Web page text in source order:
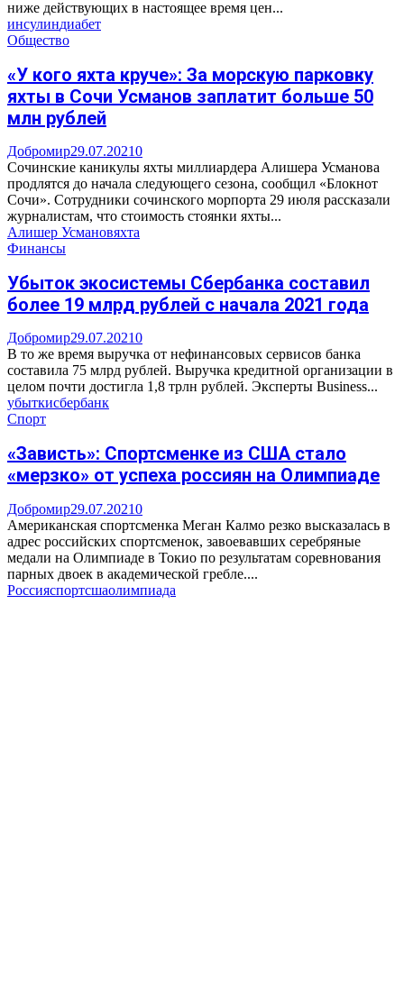
ниже действующих в настоящее время цен...
инсулиндиабет
Общество
«У кого яхта круче»: За морскую парковку
яхты в Сочи Усманов заплатит больше 50
млн рублей
Добромир29.07.20210
Сочинские каникулы яхты миллиардера Алишера Усманова
продлятся до начала следующего сезона, сообщил «Блокнот
Сочи». Сотрудники сочинского морпорта 29 июля рассказали
журналистам, что стоимость стоянки яхты...
Алишер Усмановяхта
Финансы
Убыток экосистемы Сбербанка составил
более 19 млрд рублей с начала 2021 года
Добромир29.07.20210
В то же время выручка от нефинансовых сервисов банка
составила 75 млрд рублей. Выручка кредитной организации в
целом почти достигла 1,8 трлн рублей. Эксперты Business...
убыткисбербанк
Спорт
«Зависть»: Спортсменке из США стало
«мерзко» от успеха россиян на Олимпиаде
Добромир29.07.20210
Американская спортсменка Меган Калмо резко высказалась в
адрес российских спортсменок, завоевавших серебряные
медали на Олимпиаде в Токио по результатам соревнования
парных двоек в академической гребле....
Россияспортсшаолимпиада